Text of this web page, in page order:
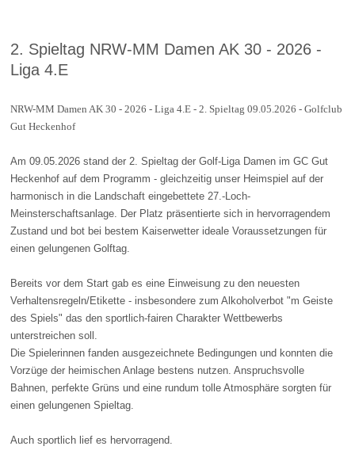
2. Spieltag NRW-MM Damen AK 30 - 2026 -
Liga 4.E
NRW-MM Damen AK 30 - 2026 - Liga 4.E - 2. Spieltag 09.05.2026 - Golfclub
Gut Heckenhof
Am 09.05.2026 stand der 2. Spieltag der Golf-Liga Damen im GC Gut
Heckenhof auf dem Programm - gleichzeitig unser Heimspiel auf der
harmonisch in die Landschaft eingebettete 27.-Loch-
Meinsterschaftsanlage. Der Platz präsentierte sich in hervorragendem
Zustand und bot bei bestem Kaiserwetter ideale Voraussetzungen für
einen gelungenen Golftag.
Bereits vor dem Start gab es eine Einweisung zu den neuesten
Verhaltensregeln/Etikette - insbesondere zum Alkoholverbot "m Geiste
des Spiels" das den sportlich-fairen Charakter Wettbewerbs
unterstreichen soll.
Die Spielerinnen fanden ausgezeichnete Bedingungen und konnten die
Vorzüge der heimischen Anlage bestens nutzen. Anspruchsvolle
Bahnen, perfekte Grüns und eine rundum tolle Atmosphäre sorgten für
einen gelungenen Spieltag.
Auch sportlich lief es hervorragend.